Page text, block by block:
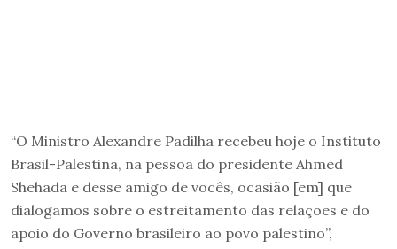
“O Ministro Alexandre Padilha recebeu hoje o Instituto
Brasil-Palestina, na pessoa do presidente Ahmed
Shehada e desse amigo de vocês, ocasião [em] que
dialogamos sobre o estreitamento das relações e do
apoio do Governo brasileiro ao povo palestino”,